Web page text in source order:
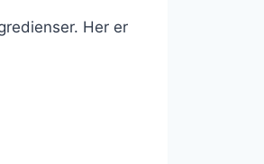
Her er